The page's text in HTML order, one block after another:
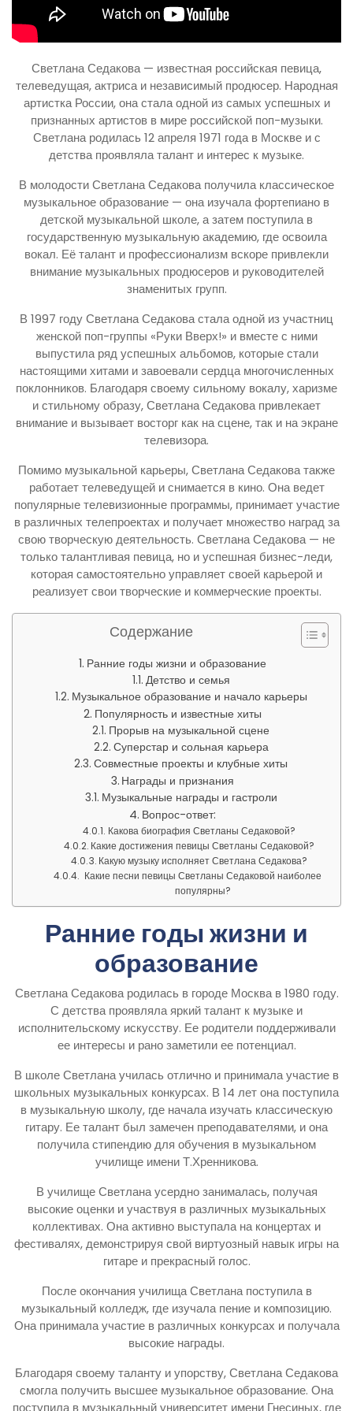
Светлана Седакова — известная российская певица,
телеведущая, актриса и независимый продюсер. Народная
артистка России, она стала одной из самых успешных и
признанных артистов в мире российской поп-музыки.
Светлана родилась 12 апреля 1971 года в Москве и с
детства проявляла талант и интерес к музыке.
В молодости Светлана Седакова получила классическое
музыкальное образование — она изучала фортепиано в
детской музыкальной школе, а затем поступила в
государственную музыкальную академию, где освоила
вокал. Её талант и профессионализм вскоре привлекли
внимание музыкальных продюсеров и руководителей
знаменитых групп.
В 1997 году Светлана Седакова стала одной из участниц
женской поп-группы «Руки Вверх!» и вместе с ними
выпустила ряд успешных альбомов, которые стали
настоящими хитами и завоевали сердца многочисленных
поклонников. Благодаря своему сильному вокалу, харизме
и стильному образу, Светлана Седакова привлекает
внимание и вызывает восторг как на сцене, так и на экране
телевизора.
Помимо музыкальной карьеры, Светлана Седакова также
работает телеведущей и снимается в кино. Она ведет
популярные телевизионные программы, принимает участие
в различных телепроектах и получает множество наград за
свою творческую деятельность. Светлана Седакова — не
только талантливая певица, но и успешная бизнес-леди,
которая самостоятельно управляет своей карьерой и
реализует свои творческие и коммерческие проекты.
Содержание
Ранние годы жизни и образование
Детство и семья
Музыкальное образование и начало карьеры
Популярность и известные хиты
Прорыв на музыкальной сцене
Суперстар и сольная карьера
Совместные проекты и клубные хиты
Награды и признания
Музыкальные награды и гастроли
Вопрос-ответ:
Какова биография Светланы Седаковой?
Какие достижения певицы Светланы Седаковой?
Какую музыку исполняет Светлана Седакова?
Какие песни певицы Светланы Седаковой наиболее
популярны?
Ранние годы жизни и
образование
Светлана Седакова родилась в городе Москва в 1980 году.
С детства проявляла яркий талант к музыке и
исполнительскому искусству. Ее родители поддерживали
ее интересы и рано заметили ее потенциал.
В школе Светлана училась отлично и принимала участие в
школьных музыкальных конкурсах. В 14 лет она поступила
в музыкальную школу, где начала изучать классическую
гитару. Ее талант был замечен преподавателями, и она
получила стипендию для обучения в музыкальном
училище имени Т.Хренникова.
В училище Светлана усердно занималась, получая
высокие оценки и участвуя в различных музыкальных
коллективах. Она активно выступала на концертах и
фестивалях, демонстрируя свой виртуозный навык игры на
гитаре и прекрасный голос.
После окончания училища Светлана поступила в
музыкальный колледж, где изучала пение и композицию.
Она принимала участие в различных конкурсах и получала
высокие награды.
Благодаря своему таланту и упорству, Светлана Седакова
смогла получить высшее музыкальное образование. Она
поступила в музыкальный университет имени Гнесиных, где